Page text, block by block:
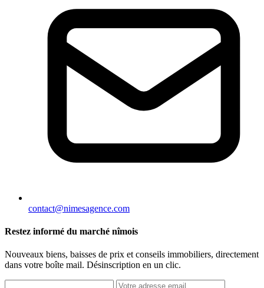
contact@nimesagence.com
Restez informé du marché nîmois
Nouveaux biens, baisses de prix et conseils immobiliers, directement
dans votre boîte mail. Désinscription en un clic.